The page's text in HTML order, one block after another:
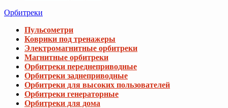
Орбитреки
Пульсометри
Коврики под тренажеры
Электромагнитные орбитреки
Магнитные орбитреки
Орбитреки переднеприводные
Орбитреки заднеприводные
Орбитреки для высоких пользователей
Орбитреки генераторные
Орбитреки для дома